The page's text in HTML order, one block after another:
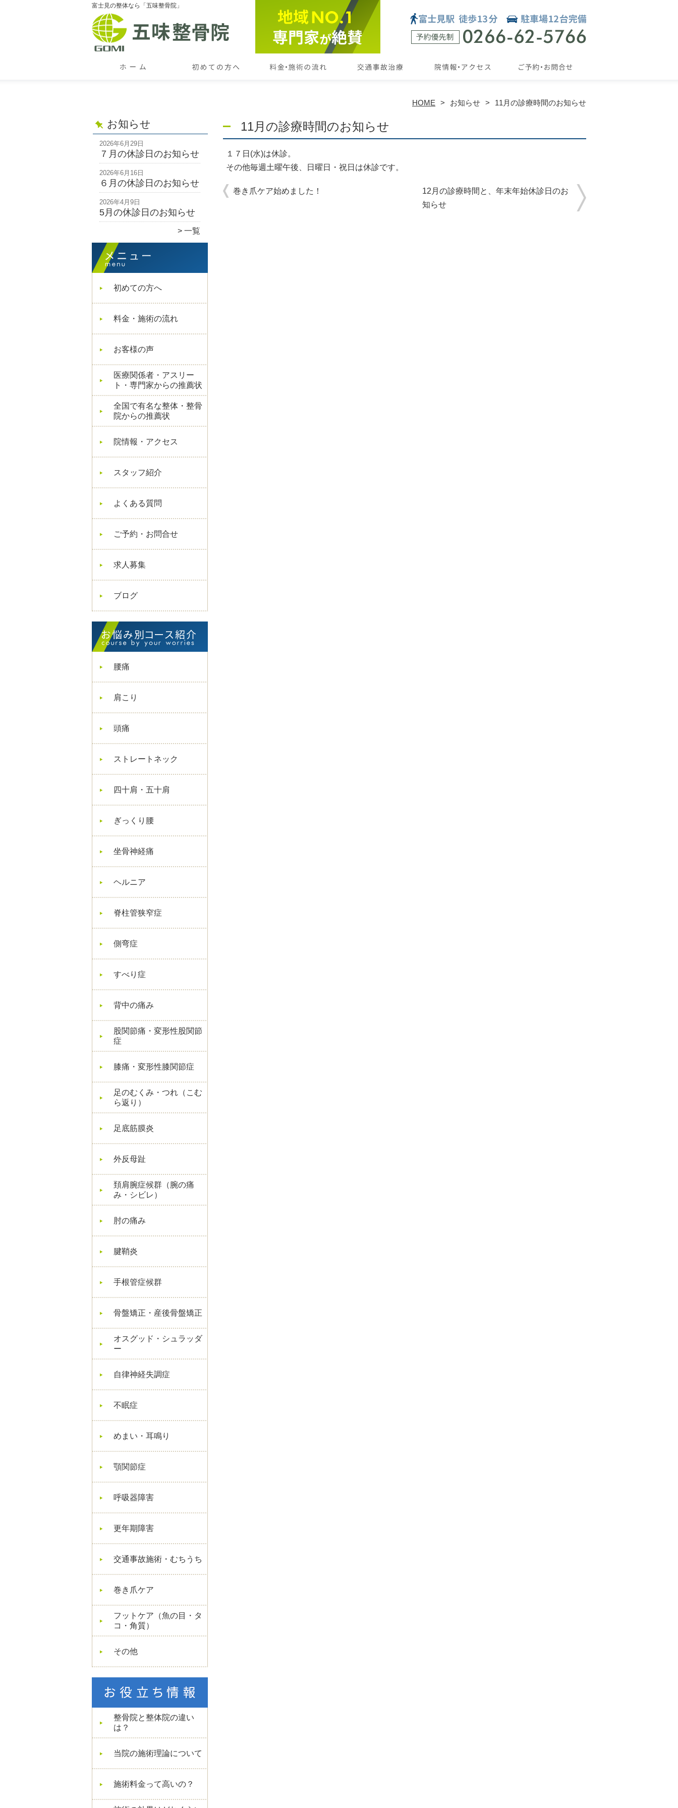
富士見の整体なら「五味整骨院」
HOME お知らせ 11月の診療時間のお知らせ
お知らせ
2026年6月29日
７月の休診日のお知らせ
2026年6月16日
６月の休診日のお知らせ
2026年4月9日
5月の休診日のお知らせ
一覧
初めての方へ
料金・施術の流れ
お客様の声
医療関係者・アスリー
ト・専門家からの推薦状
全国で有名な整体・整骨
院からの推薦状
院情報・アクセス
スタッフ紹介
よくある質問
ご予約・お問合せ
求人募集
ブログ
腰痛
肩こり
頭痛
ストレートネック
四十肩・五十肩
ぎっくり腰
坐骨神経痛
ヘルニア
脊柱管狭窄症
側弯症
すべり症
背中の痛み
股関節痛・変形性股関節
症
膝痛・変形性膝関節症
足のむくみ・つれ（こむ
ら返り）
足底筋膜炎
外反母趾
頚肩腕症候群（腕の痛
み・シビレ）
肘の痛み
腱鞘炎
手根管症候群
骨盤矯正・産後骨盤矯正
オスグッド・シュラッダ
ー
自律神経失調症
不眠症
めまい・耳鳴り
顎関節症
呼吸器障害
更年期障害
交通事故施術・むちうち
巻き爪ケア
フットケア（魚の目・タ
コ・角質）
その他
整骨院と整体院の違い
は？
当院の施術理論について
施術料金って高いの？
11月の診療時間のお知らせ
１７日(水)は休診。
その他毎週土曜午後、日曜日・祝日は休診です。
巻き爪ケア始めました！
12月の診療時間と、年末年始休診日のお
知らせ